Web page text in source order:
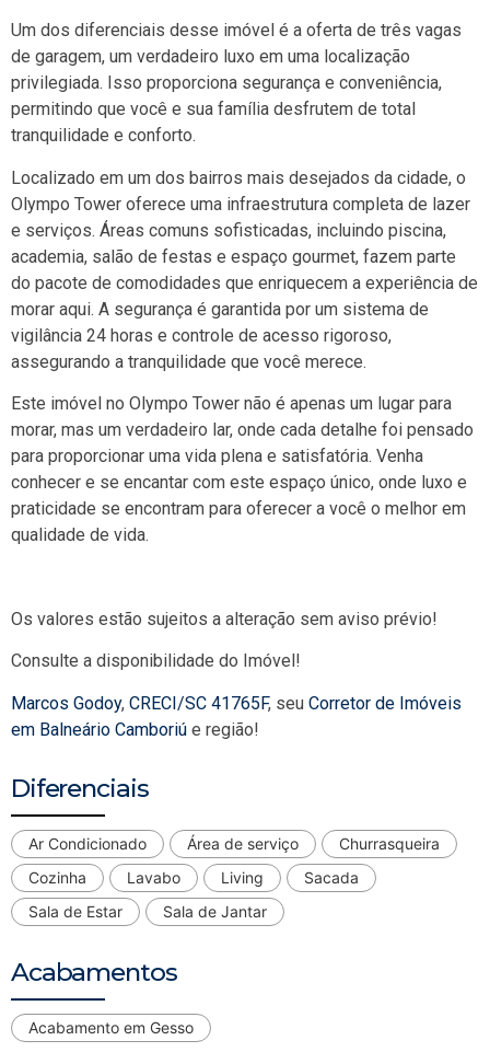
Um dos diferenciais desse imóvel é a oferta de três vagas
de garagem, um verdadeiro luxo em uma localização
privilegiada. Isso proporciona segurança e conveniência,
permitindo que você e sua família desfrutem de total
tranquilidade e conforto.
Localizado em um dos bairros mais desejados da cidade, o
Olympo Tower oferece uma infraestrutura completa de lazer
e serviços. Áreas comuns sofisticadas, incluindo piscina,
academia, salão de festas e espaço gourmet, fazem parte
do pacote de comodidades que enriquecem a experiência de
morar aqui. A segurança é garantida por um sistema de
vigilância 24 horas e controle de acesso rigoroso,
assegurando a tranquilidade que você merece.
Este imóvel no Olympo Tower não é apenas um lugar para
morar, mas um verdadeiro lar, onde cada detalhe foi pensado
para proporcionar uma vida plena e satisfatória. Venha
conhecer e se encantar com este espaço único, onde luxo e
praticidade se encontram para oferecer a você o melhor em
qualidade de vida.
Os valores estão sujeitos a alteração sem aviso prévio!
Consulte a disponibilidade do Imóvel!
Marcos Godoy, CRECI/SC 41765F, seu Corretor de Imóveis
em Balneário Camboriú e região!
Diferenciais
Ar Condicionado Área de serviço
Churrasqueira
Cozinha
Lavabo Living
Sacada
Sala de Estar
Sala de Jantar
Acabamentos
Acabamento em Gesso